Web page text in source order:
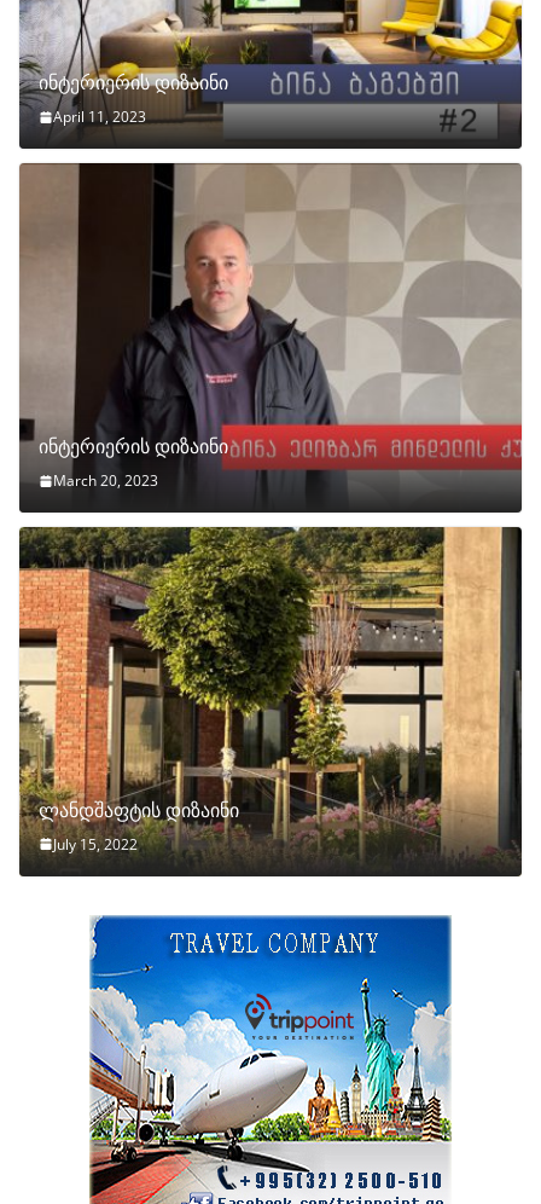
ინტერიერის დიზაინი
April 11, 2023
ინტერიერის დიზაინი
March 20, 2023
ლანდშაფტის დიზაინი
July 15, 2022